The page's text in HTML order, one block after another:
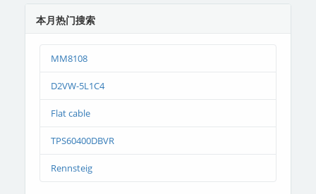
本月热门搜索
MM8108
D2VW-5L1C4
Flat cable
TPS60400DBVR
Rennsteig